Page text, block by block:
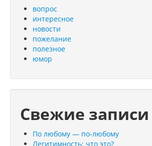
вопрос
интересное
новости
пожелание
полезное
юмор
Свежие записи
По любому — по-любому
Легитимность: что это?